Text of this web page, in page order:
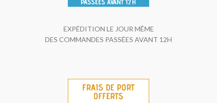
EXPÉDITION LE JOUR MÊME
DES COMMANDES PASSÉES AVANT 12H